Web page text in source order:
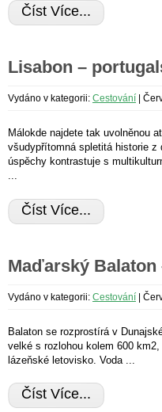
Číst Více...
Lisabon –
Vydáno v kategorii: Cestování
Málokde najdete tak uvolněnou
všudypřítomná spletitá historie z
úspěchy kontrastuje s
...
Číst Více...
Maďarský Balaton
Vydáno v kategorii: Cestování |
Balaton se rozprostírá v
velké s rozlohou kolem 600
lázeňské letovisko. Voda ...
Číst Více...